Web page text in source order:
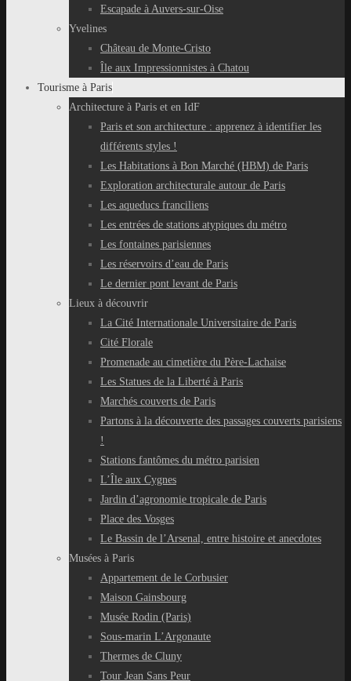
Escapade à Auvers-sur-Oise
Yvelines
Château de Monte-Cristo
Île aux Impressionnistes à Chatou
Tourisme à Paris
Architecture à Paris et en IdF
Paris et son architecture : apprenez à identifier les
différents styles !
Les Habitations à Bon Marché (HBM) de Paris
Exploration architecturale autour de Paris
Les aqueducs franciliens
Les entrées de stations atypiques du métro
Les fontaines parisiennes
Les réservoirs d’eau de Paris
Le dernier pont levant de Paris
Lieux à découvrir
La Cité Internationale Universitaire de Paris
Cité Florale
Promenade au cimetière du Père-Lachaise
Les Statues de la Liberté à Paris
Marchés couverts de Paris
Partons à la découverte des passages couverts parisiens
!
Stations fantômes du métro parisien
L’Île aux Cygnes
Jardin d’agronomie tropicale de Paris
Place des Vosges
Le Bassin de l’Arsenal, entre histoire et anecdotes
Musées à Paris
Appartement de le Corbusier
Maison Gainsbourg
Musée Rodin (Paris)
Sous-marin L’Argonaute
Thermes de Cluny
Tour Jean Sans Peur